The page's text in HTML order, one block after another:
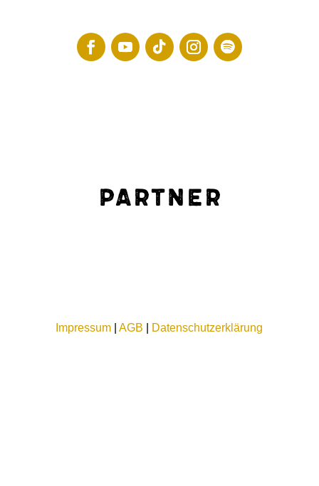
Partner
Impressum |AGB Datenschutzerklärung